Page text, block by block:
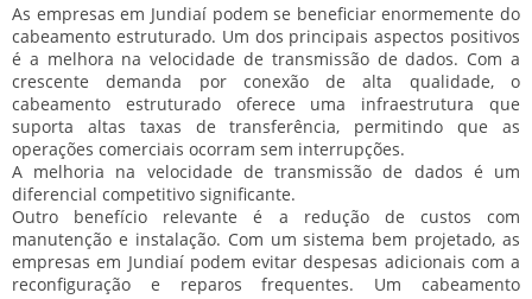
As empresas em Jundiaí podem se beneficiar enormemente do
cabeamento estruturado. Um dos principais aspectos positivos
é a melhora na velocidade de transmissão de dados. Com a
crescente demanda por conexão de alta qualidade, o
cabeamento estruturado oferece uma infraestrutura que
suporta altas taxas de transferência, permitindo que as
operações comerciais ocorram sem interrupções.
A melhoria na velocidade de transmissão de dados é um
diferencial competitivo significante.
Outro benefício relevante é a redução de custos com
manutenção e instalação. Com um sistema bem projetado, as
empresas em Jundiaí podem evitar despesas adicionais com a
reconfiguração e reparos frequentes. Um cabeamento